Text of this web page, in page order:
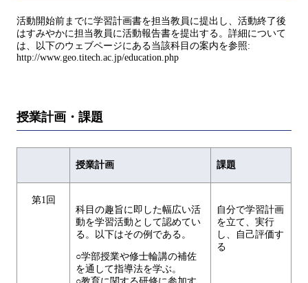
活動開始前までに学習計画書を担当教員に提出し、活動終了後
はすみやかに担当教員に活動報告書を提出する。詳細について
は、以下のウェブページにある当該科目の案内を参照:
http://www.geo.titech.ac.jp/education.php
授業計画・課題
授業計画 課題
第1回
科目の趣旨に即した幅広い活
動を学習活動として認めてい
る。以下はその例である。
○学部授業や修士輪講の補佐
を通して指導法を学ぶ。
自分で学習計画
を立て、実行
し、自己評価す
る